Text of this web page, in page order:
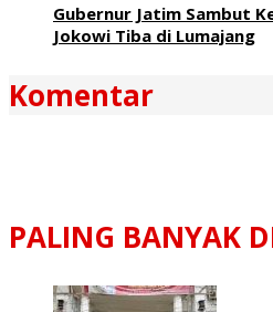
Gubernur Jatim Sambut
Jokowi Tiba di Lumajang
Komentar
PALING BANYAK